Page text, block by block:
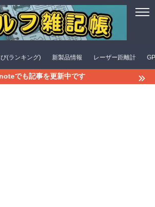
(ランキング) 新製品情報 レーザー距離計
noteでも記事を更新中です